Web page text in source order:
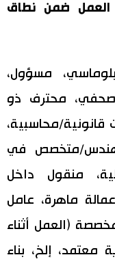
العمل ضمن نطاق
مسؤول،
صحفي، محترف ذو
قانونية/محاسبية،
متخصص في
منقول داخل
ماهرة، عامل
(العمل أثناء
معتمد، إلخ، بناء